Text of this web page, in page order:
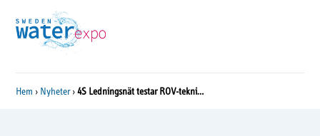
Hem › Nyheter› 4S Ledningsnät testar ROV-teknik för läcksökning